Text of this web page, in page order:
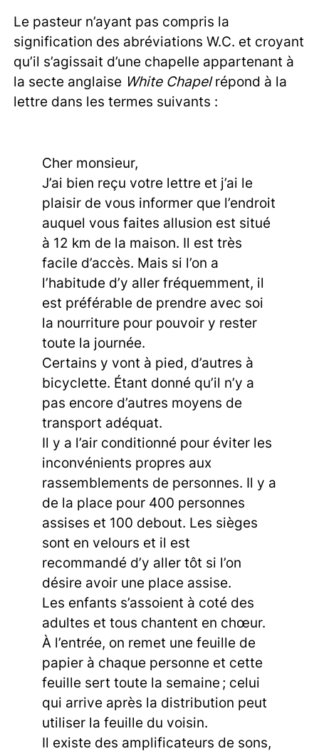
Le pasteur n’ayant pas compris la
signification des abréviations W.C. et croyant
qu’il s’agissait d’une chapelle appartenant à
la secte anglaise White Chapelrépond à la
lettre dans les termes suivants :
Cher monsieur,
J’ai bien reçu votre lettre et j’ai le
plaisir de vous informer que l’endroit
auquel vous faites allusion est situé
à 12 km de la maison. Il est très
facile d’accès. Mais si l’on a
l’habitude d’y aller fréquemment, il
est préférable de prendre avec soi
la nourriture pour pouvoir y rester
toute la journée.
Certains y vont à pied, d’autres à
bicyclette. Étant donné qu’il n’y a
pas encore d’autres moyens de
transport adéquat.
Il y a l’air conditionné pour éviter les
inconvénients propres aux
rassemblements de personnes. Il y a
de la place pour 400 personnes
assises et 100 debout. Les sièges
sont en velours et il est
recommandé d’y aller tôt si l’on
désire avoir une place assise.
Les enfants s’assoient à coté des
adultes et tous chantent en chœur.
À l’entrée, on remet une feuille de
papier à chaque personne et cette
feuille sert toute la semaine ; celui
qui arrive après la distribution peut
utiliser la feuille du voisin.
Il existe des amplificateurs de sons,